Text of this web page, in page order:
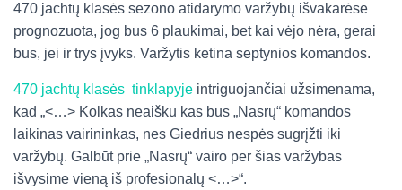
470 jachtų klasės sezono atidarymo varžybų išvakarėse
prognozuota, jog bus 6 plaukimai, bet kai vėjo nėra, gerai
bus, jei ir trys įvyks. Varžytis ketina septynios komandos.
470 jachtų klasės tinklapyje intriguojančiai užsimenama,
kad „<…> Kolkas neaišku kas bus „Nasrų“ komandos
laikinas vairininkas, nes Giedrius nespės sugrįžti iki
varžybų. Galbūt prie „Nasrų“ vairo per šias varžybas
išvysime vieną iš profesionalų <…>“.